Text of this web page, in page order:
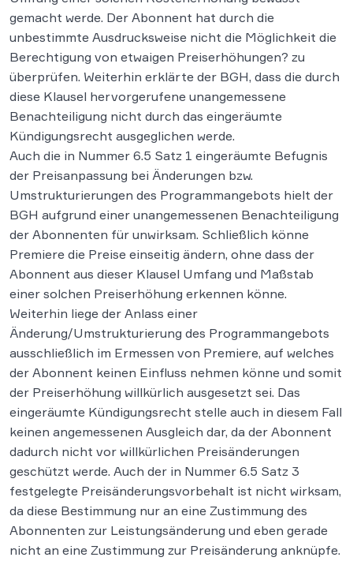
gemacht werde. Der Abonnent hat durch die
unbestimmte Ausdrucksweise nicht die Möglichkeit die
Berechtigung von etwaigen Preiserhöhungen? zu
überprüfen. Weiterhin erklärte der BGH, dass die durch
diese Klausel hervorgerufene unangemessene
Benachteiligung nicht durch das eingeräumte
Kündigungsrecht ausgeglichen werde.
Auch die in Nummer 6.5 Satz 1 eingeräumte Befugnis
der Preisanpassung bei Änderungen bzw.
Umstrukturierungen des Programmangebots hielt der
BGH aufgrund einer unangemessenen Benachteiligung
der Abonnenten für unwirksam. Schließlich könne
Premiere die Preise einseitig ändern, ohne dass der
Abonnent aus dieser Klausel Umfang und Maßstab
einer solchen Preiserhöhung erkennen könne.
Weiterhin liege der Anlass einer
Änderung/Umstrukturierung des Programmangebots
ausschließlich im Ermessen von Premiere, auf welches
der Abonnent keinen Einfluss nehmen könne und somit
der Preiserhöhung willkürlich ausgesetzt sei. Das
eingeräumte Kündigungsrecht stelle auch in diesem Fall
keinen angemessenen Ausgleich dar, da der Abonnent
dadurch nicht vor willkürlichen Preisänderungen
geschützt werde. Auch der in Nummer 6.5 Satz 3
festgelegte Preisänderungsvorbehalt ist nicht wirksam,
da diese Bestimmung nur an eine Zustimmung des
Abonnenten zur Leistungsänderung und eben gerade
nicht an eine Zustimmung zur Preisänderung anknüpfe.